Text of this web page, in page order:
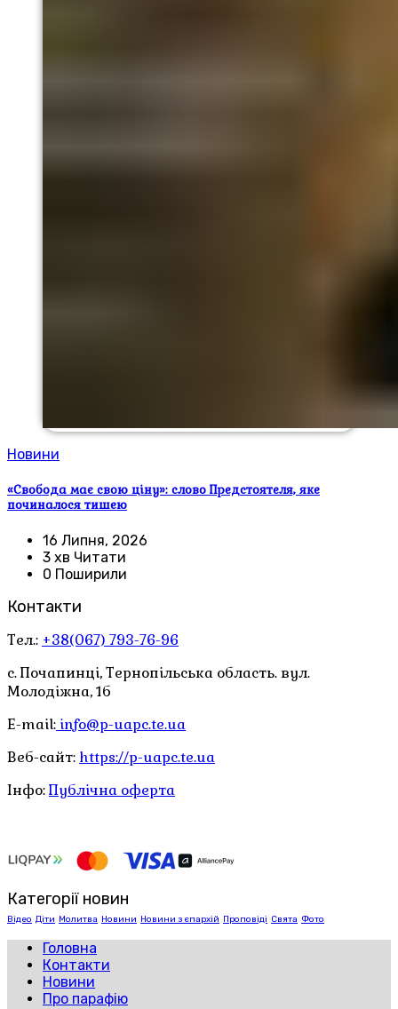
Новини
«Свобода має свою ціну»: слово Предстоятеля, яке
починалося тишею
16 Липня, 2026
3 хв Читати
0 Поширили
Контакти
Тел.: +38(067) 793-76-96
с. Почапинці, Тернопільська область. вул.
Молодіжна, 1б
E-mail: info@p-uapc.te.ua
Веб-сайт: https://p-uapc.te.ua
Інфо:Публічна оферта
Категорії новин
Відео Діти Молитва Новини Новини з єпархій Проповіді Свята Фото
Головна
Контакти
Новини
Про парафію